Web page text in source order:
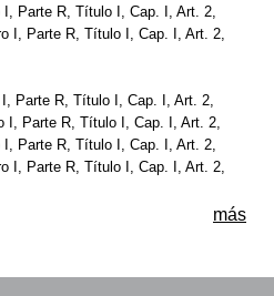
I, Parte R, Título I, Cap. I, Art. 2,
I, Parte R, Título I, Cap. I, Art. 2,
Parte R, Título I, Cap. I, Art. 2,
I, Parte R, Título I, Cap. I, Art. 2,
I, Parte R, Título I, Cap. I, Art. 2,
I, Parte R, Título I, Cap. I, Art. 2,
más